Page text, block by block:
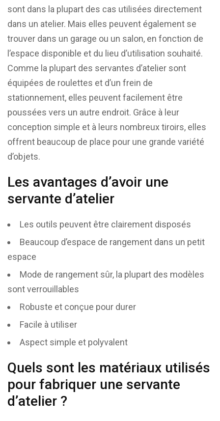
sont dans la plupart des cas utilisées directement
dans un atelier. Mais elles peuvent également se
trouver dans un garage ou un salon, en fonction de
l’espace disponible et du lieu d’utilisation souhaité.
Comme la plupart des servantes d’atelier sont
équipées de roulettes et d’un frein de
stationnement, elles peuvent facilement être
poussées vers un autre endroit. Grâce à leur
conception simple et à leurs nombreux tiroirs, elles
offrent beaucoup de place pour une grande variété
d’objets.
Les avantages d’avoir une
servante d’atelier
Les outils peuvent être clairement disposés
Beaucoup d’espace de rangement dans un petit
espace
Mode de rangement sûr, la plupart des modèles
sont verrouillables
Robuste et conçue pour durer
Facile à utiliser
Aspect simple et polyvalent
Quels sont les matériaux utilisés
pour fabriquer une servante
d’atelier ?